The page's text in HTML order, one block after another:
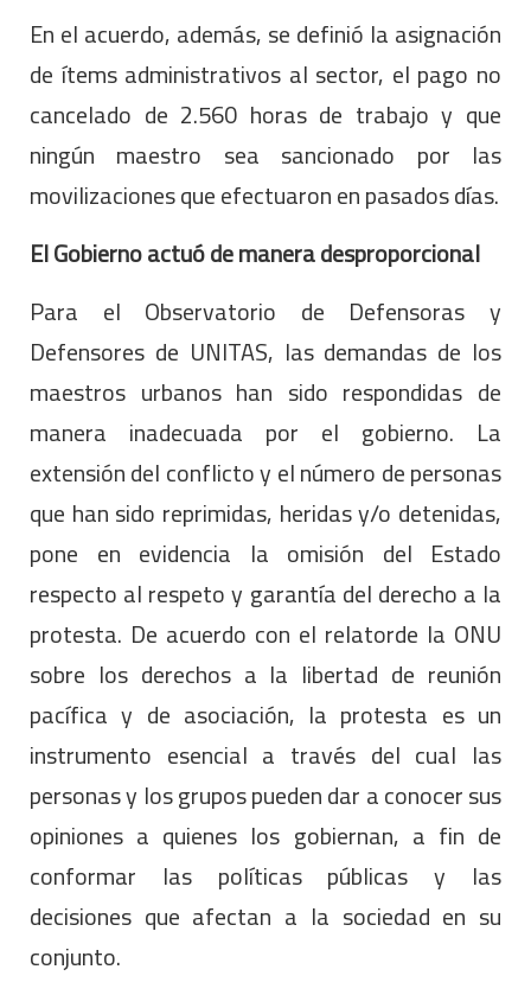
En el acuerdo, además, se definió la asignación
de ítems administrativos al sector, el pago no
cancelado de 2.560 horas de trabajo y que
ningún maestro sea sancionado por las
movilizaciones que efectuaron en pasados días.
El Gobierno actuó de manera desproporcional
Para el Observatorio de Defensoras y
Defensores de UNITAS, las demandas de los
maestros urbanos han sido respondidas de
manera inadecuada por el gobierno. La
extensión del conflicto y el número de personas
que han sido reprimidas, heridas y/o detenidas,
pone en evidencia la omisión del Estado
respecto al respeto y garantía del derecho a la
protesta. De acuerdo con el relatorde la ONU
sobre los derechos a la libertad de reunión
pacífica y de asociación, la protesta es un
instrumento esencial a través del cual las
personas y los grupos pueden dar a conocer sus
opiniones a quienes los gobiernan, a fin de
conformar las políticas públicas y las
decisiones que afectan a la sociedad en su
conjunto.